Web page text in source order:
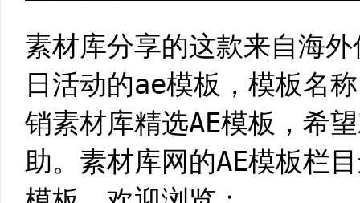
素材库分享的这款来自海
日活动的ae模板，模板名
销素材库精选AE模板，希
助。素材库网的AE模板栏